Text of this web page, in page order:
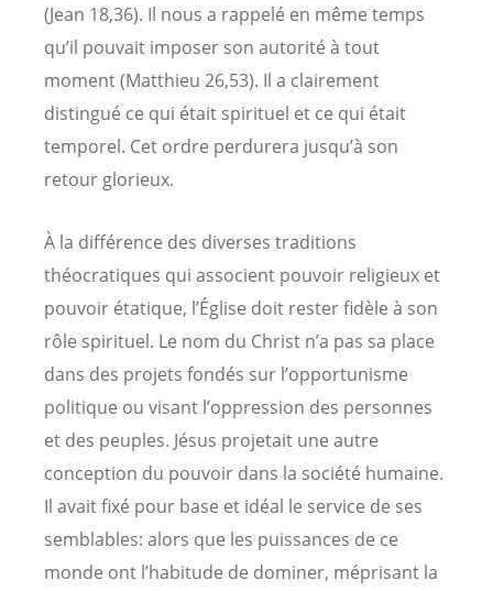
(Jean 18,36). Il nous a rappelé en même temps
qu’il pouvait imposer son autorité à tout
moment (Matthieu 26,53). Il a clairement
distingué ce qui était spirituel et ce qui était
temporel. Cet ordre perdurera jusqu’à son
retour glorieux.
À la différence des diverses traditions
théocratiques qui associent pouvoir religieux et
pouvoir étatique, l’Église doit rester fidèle à son
rôle spirituel. Le nom du Christ n’a pas sa place
dans des projets fondés sur l’opportunisme
politique ou visant l’oppression des personnes
et des peuples. Jésus projetait une autre
conception du pouvoir dans la société humaine.
Il avait fixé pour base et idéal le service de ses
semblables: alors que les puissances de ce
monde ont l’habitude de dominer, méprisant la